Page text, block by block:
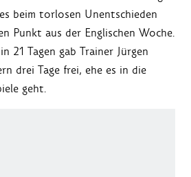
beim torlosen Unentschieden
Punkt aus der Englischen Woche.
21 Tagen gab Trainer Jürgen
drei Tage frei, ehe es in die
geht.